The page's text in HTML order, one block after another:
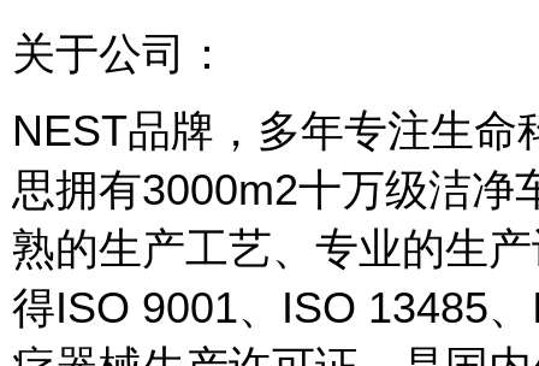
关于公司：
NEST品牌，多年专注生
思拥有3000m2十万级洁净
熟的生产工艺、专业的生
得ISO 9001、ISO 13485